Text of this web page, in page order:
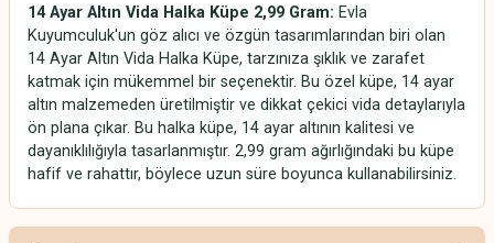
14 Ayar Altın Vida Halka Küpe 2,99 Gram: Evla
Kuyumculuk'un göz alıcı ve özgün tasarımlarından biri olan
14 Ayar Altın Vida Halka Küpe, tarzınıza şıklık ve zarafet
katmak için mükemmel bir seçenektir. Bu özel küpe, 14 ayar
altın malzemeden üretilmiştir ve dikkat çekici vida detaylarıyla
ön plana çıkar. Bu halka küpe, 14 ayar altının kalitesi ve
dayanıklılığıyla tasarlanmıştır. 2,99 gram ağırlığındaki bu küpe
hafif ve rahattır, böylece uzun süre boyunca kullanabilirsiniz.